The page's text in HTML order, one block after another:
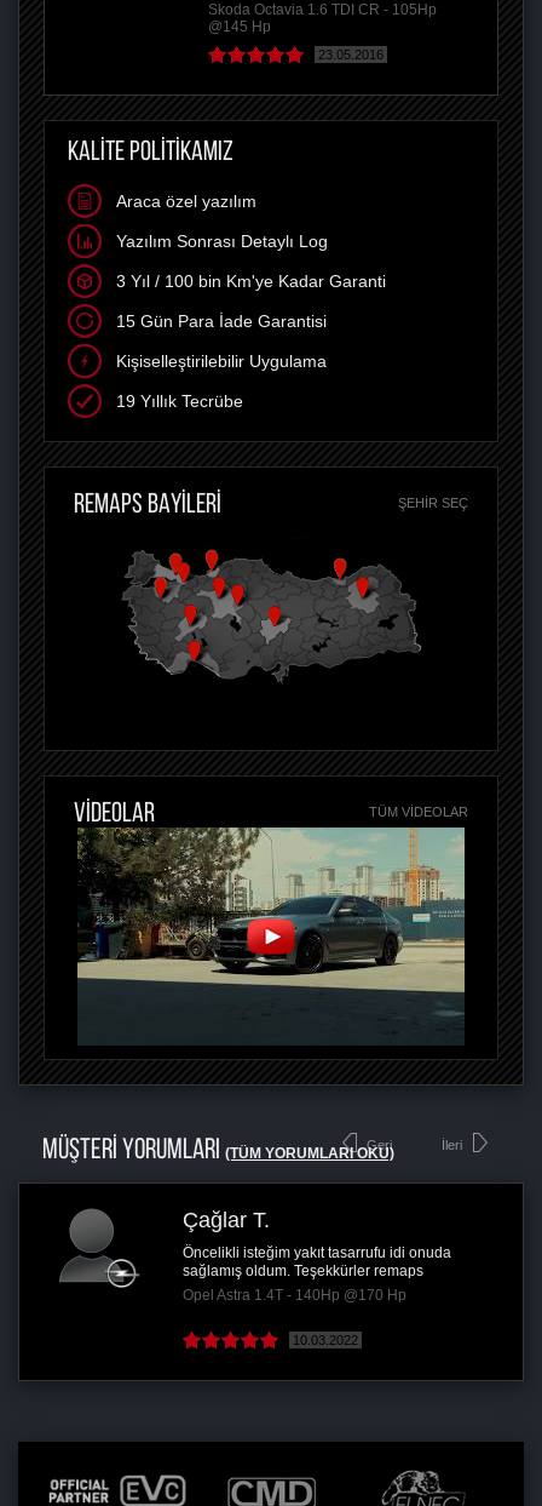
Skoda Octavia 1.6 TDI CR - 105Hp
@145 Hp
23.05.2016
KALİTE POLİTİKAMIZ
Araca özel yazılım
Yazılım Sonrası Detaylı Log
3 Yıl / 100 bin Km'ye Kadar Garanti
15 Gün Para İade Garantisi
Kişiselleştirilebilir Uygulama
19 Yıllık Tecrübe
REMAPS BAYİLERİ ŞEHIR SEÇ
VİDEOLAR TÜM VIDEOLAR
MÜŞTERİ YORUMLARI (TÜM YORUMLARI OKU)
Geri
Çağlar T.
Öncelikli isteğim yakıt tasarrufu idi onuda
sağlamış oldum. Teşekkürler remaps
Opel Astra 1.4T - 140Hp @170 Hp
10.03.2022
İleri